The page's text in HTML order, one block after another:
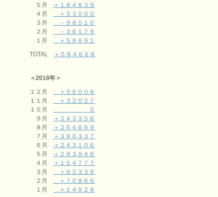
５月
＋１８４８３９
４月
＋５３０００
３月
－９８５１０
２月
－３６１７９
１月
＋５８６９１
TOTAL
＋５８４６６８
＜2018年＞
１２月
＋５６００８
１１月
＋３２０２７
１０月
０
９月
＋２４３３５６
８月
＋２５４６６９
７月
＋３９０３３７
６月
＋２４３１０６
５月
＋２９３９４６
４月
＋１５４７７７
３月
＋６２３３８
２月
＋７０８６６
１月
＋１４９２８